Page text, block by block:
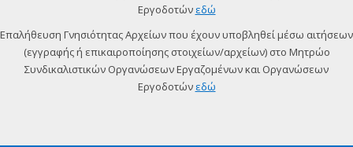
Εργοδοτών εδώ
Επαλήθευση Γνησιότητας Αρχείων που έχουν υποβληθεί μέσω αιτήσεων
(εγγραφής ή επικαιροποίησης στοιχείων/αρχείων) στο Μητρώο
Συνδικαλιστικών Οργανώσεων Εργαζομένων και Οργανώσεων
Εργοδοτών εδώ